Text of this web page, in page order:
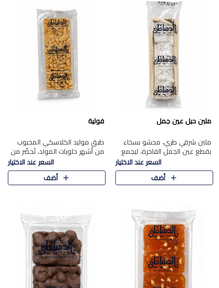
ملبن حبل عين جمل
ملبن شرقي طري، محشو بسخاء
بقطع عين الجمل الفاخرة، ليجمع
بين القوام الناعم وقرمشة الجوز
في مذاق شرقي أصيل.
السعر عند الاختيار
أضف
فولية
طبق موليد الكلاسكي المحبوب
من أشهر حلويات المولد، تُحضّر من
فول سوداني محمص بعناية
ومغلف بطبقة رقيقة من السكر
المكرمل، لتمنحك قرمشة أصيلة
السعر عند الاختيار
أضف